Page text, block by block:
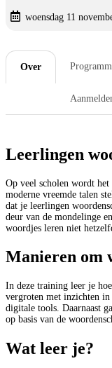
woensdag 11
Over
Leerlingen
Op veel scholen wordt
moderne vreemde talen
dat je leerlingen
deur van de mondelinge
woordjes leren niet
Manieren om
In deze training leer je
vergroten met inzichten
digitale tools. Daarnaast
op basis van de
Wat leer je?